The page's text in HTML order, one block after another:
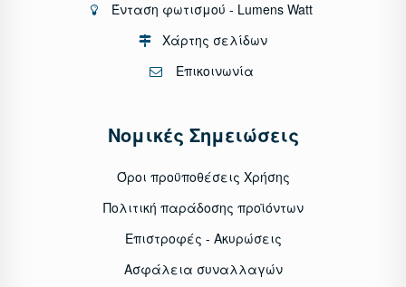
Ένταση φωτισμού - Lumens Watt
Χάρτης σελίδων
Επικοινωνία
Νομικές Σημειώσεις
Όροι προϋποθέσεις Χρήσης
Πολιτική παράδοσης προϊόντων
Επιστροφές - Ακυρώσεις
Ασφάλεια συναλλαγών